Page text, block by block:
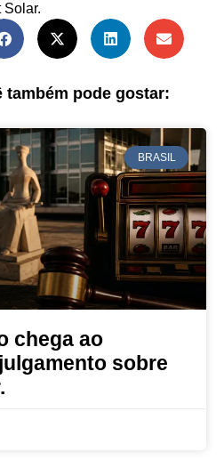
Solar.
também pode gostar:
BRASIL
chega ao
sobre